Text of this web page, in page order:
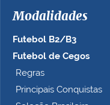
o
o
m
e
Modalidades
Futebol B2/B3
Futebol de Cegos
Regras
Principais Conquistas